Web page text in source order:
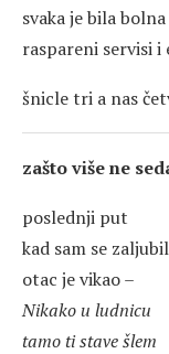
svaka je bila
raspareni servisi i
šnicle tri a nas
zašto više ne
poslednji put
kad sam se
otac je vikao –
Nikako u ludnicu
tamo ti stave šlem